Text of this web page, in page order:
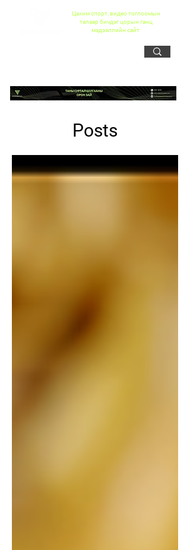
Цахим спорт, видео тоглоомын
талаар бичдэг цорын ганц
мэдээллийн сайт
Posts